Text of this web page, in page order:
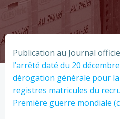
Publication au Journal
l’arrêté daté du 20
dérogation générale pour
registres matricules du
Première guerre mondiale